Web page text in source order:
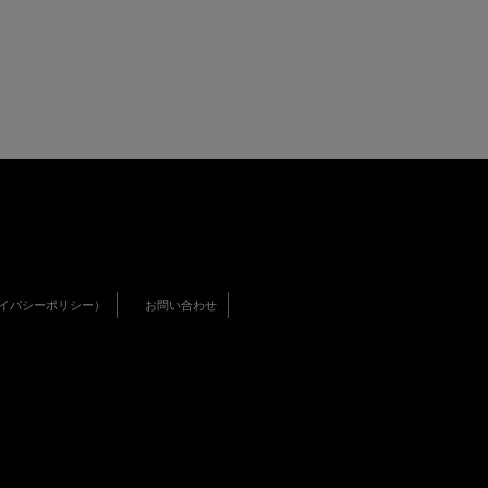
バシーポリシー） お問い合わせ